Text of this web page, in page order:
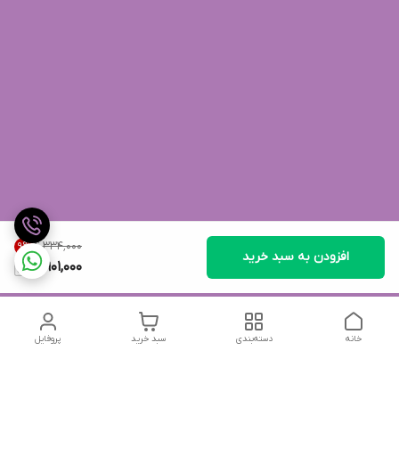
۴٬۳۳۴٬۰۰۰ 9%
3,901,000
افزودن به سبد خرید
پروفایل سبد خرید دسته‌بندی خانه